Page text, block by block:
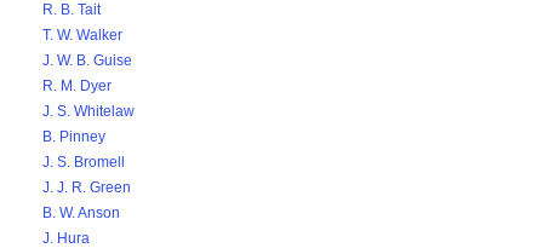
R. B. Tait
T. W. Walker
J. W. B. Guise
R. M. Dyer
J. S. Whitelaw
B. Pinney
J. S. Bromell
J. J. R. Green
B. W. Anson
J. Hura